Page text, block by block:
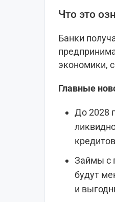
Что это
Банки
экономики,
Главные
До 2028
Займы с
будут
и